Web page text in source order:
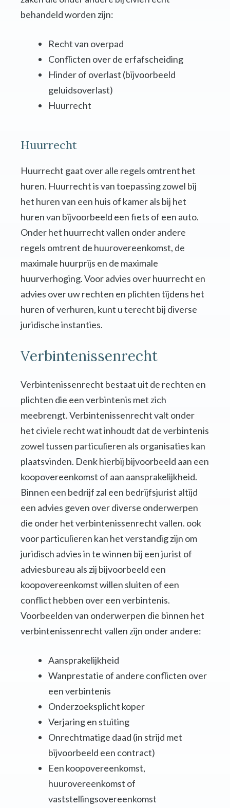
behandeld worden zijn:
Recht van overpad
Conflicten over de erfafscheiding
Hinder of overlast (bijvoorbeeld
geluidsoverlast)
Huurrecht
Huurrecht
Huurrecht gaat over alle regels omtrent het
huren. Huurrecht is van toepassing zowel bij
het huren van een huis of kamer als bij het
huren van bijvoorbeeld een fiets of een auto.
Onder het huurrecht vallen onder andere
regels omtrent de huurovereenkomst, de
maximale huurprijs en de maximale
huurverhoging. Voor advies over huurrecht en
advies over uw rechten en plichten tijdens het
huren of verhuren, kunt u terecht bij diverse
juridische instanties.
Verbintenissenrecht
Verbintenissenrecht bestaat uit de rechten en
plichten die een verbintenis met zich
meebrengt. Verbintenissenrecht valt onder
het civiele recht wat inhoudt dat de verbintenis
zowel tussen particulieren als organisaties kan
plaatsvinden. Denk hierbij bijvoorbeeld aan een
koopovereenkomst of aan aansprakelijkheid.
Binnen een bedrijf zal een bedrijfsjurist altijd
een advies geven over diverse onderwerpen
die onder het verbintenissenrecht vallen. ook
voor particulieren kan het verstandig zijn om
juridisch advies in te winnen bij een jurist of
adviesbureau als zij bijvoorbeeld een
koopovereenkomst willen sluiten of een
conflict hebben over een verbintenis.
Voorbeelden van onderwerpen die binnen het
verbintenissenrecht vallen zijn onder andere:
Aansprakelijkheid
Wanprestatie of andere conflicten over
een verbintenis
Onderzoeksplicht koper
Verjaring en stuiting
Onrechtmatige daad (in strijd met
bijvoorbeeld een contract)
Een koopovereenkomst,
huurovereenkomst of
vaststellingsovereenkomst